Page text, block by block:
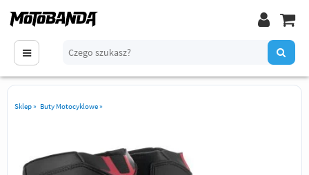
Sklep» Buty Motocyklowe»